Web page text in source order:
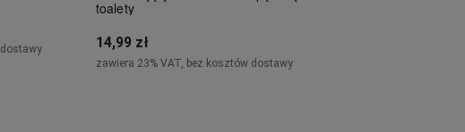
toalety
14,99 zł
zawiera 23% VAT, bez kosztów dostawy